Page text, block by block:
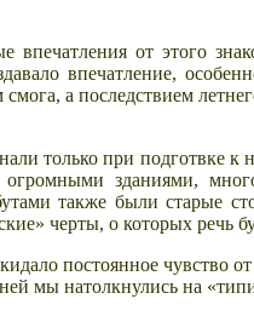
впечатления от этого
впечатление,
а последствием
только при подготвке
зданиями,
также были старые
черты, о которых речь
постоянное чувство
мы натолкнулись на